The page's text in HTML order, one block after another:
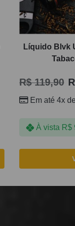
Líquido Blvk
R$119,90
Em até 4x
À vista R$